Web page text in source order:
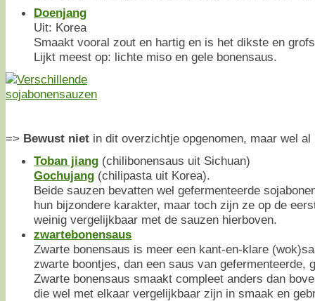
Doenjang
Uit: Korea
Smaakt vooral zout en hartig en is het dikste en
Lijkt meest op: lichte miso en gele bonensaus.
=> Bewust niet in dit overzichtje opgenomen, maar wel
Toban jiang (chilibonensaus uit Sichuan)
Gochujang (chilipasta uit Korea).
Beide sauzen bevatten wel gefermenteerde
hun bijzondere karakter, maar toch zijn ze op de
weinig vergelijkbaar met de sauzen hierboven.
zwartebonensaus
Zwarte bonensaus is meer een kant-en-klare
zwarte boontjes, dan een saus van gefermenteerde,
Zwarte bonensaus smaakt compleet anders dan
die wel met elkaar vergelijkbaar zijn in smaak en